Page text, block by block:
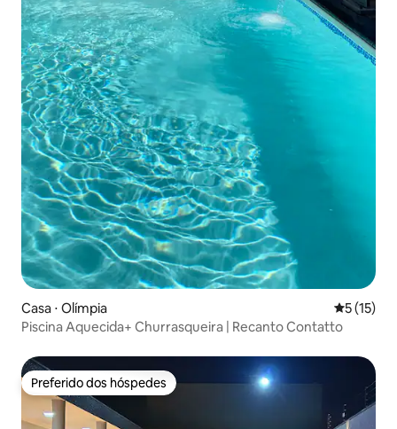
Casa ⋅ Olímpia 5 de uma
5 (15)
Piscina Aquecida+ Churrasqueira | Recanto Contatto
Preferido dos hóspedes
Preferido dos hóspedes